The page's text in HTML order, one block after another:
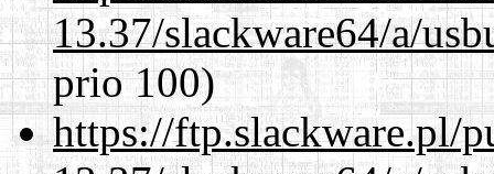
13.37/slackware64/a/
prio 100)
https://ftp.slackware.pl/